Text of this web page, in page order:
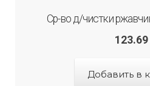
Ср-во д/чистки
123.69
Добавить в